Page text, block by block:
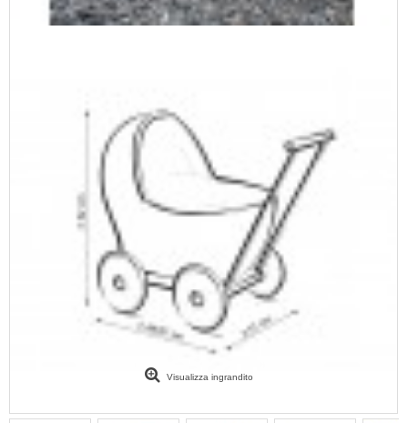
Visualizza ingrandito